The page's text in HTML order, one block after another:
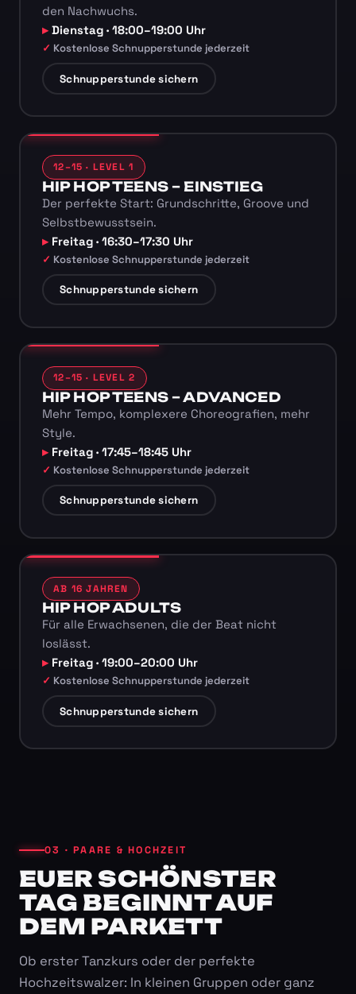
den Nachwuchs.
Dienstag · 18:00–19:00 Uhr
Kostenlose Schnupperstunde jederzeit
Schnupperstunde sichern
12–15 · LEVEL 1
HIP HOP TEENS – EINSTIEG
Der perfekte Start: Grundschritte, Groove und
Selbstbewusstsein.
Freitag · 16:30–17:30 Uhr
Kostenlose Schnupperstunde jederzeit
Schnupperstunde sichern
12–15 · LEVEL 2
HIP HOP TEENS – ADVANCED
Mehr Tempo, komplexere Choreografien, mehr
Style.
Freitag · 17:45–18:45 Uhr
Kostenlose Schnupperstunde jederzeit
Schnupperstunde sichern
AB 16 JAHREN
HIP HOP ADULTS
Für alle Erwachsenen, die der Beat nicht
loslässt.
Freitag · 19:00–20:00 Uhr
Kostenlose Schnupperstunde jederzeit
Schnupperstunde sichern
03 · PAARE & HOCHZEIT
EUER SCHÖNSTER
TAG BEGINNT AUF
DEM PARKETT
Ob erster Tanzkurs oder der perfekte
Hochzeitswalzer: In kleinen Gruppen oder ganz